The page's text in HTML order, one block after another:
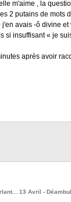
m'aime , la
2 putains de mots
avais -ô divine
si insuffisant « je
après avoir
13 Avril -